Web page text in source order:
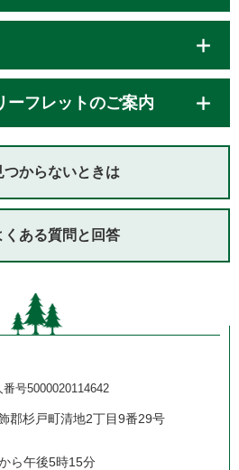
ーフレットのご案内
つからないときは
くある質問と回答
番号5000020114642
郡杉戸町清地2丁目9番29号
ら午後5時15分